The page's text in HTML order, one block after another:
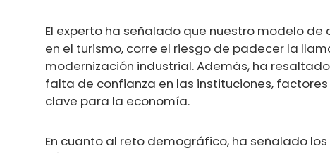
El experto ha señalado que nuestro modelo
en el turismo, corre el riesgo de padecer la
modernización industrial. Además, ha
falta de confianza en las instituciones,
clave para la economía.
En cuanto al reto demográfico, ha señalado